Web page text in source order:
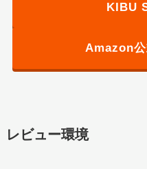
KIBU
Amazon
レビュー環境